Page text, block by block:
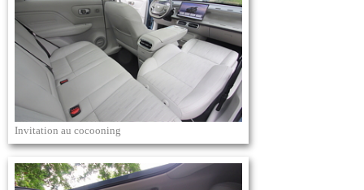
Invitation au cocooning